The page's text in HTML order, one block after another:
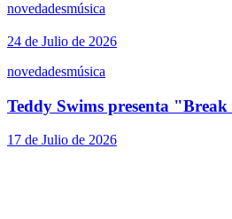
novedadesmúsica
24 de Julio de 2026
novedadesmúsica
Teddy Swims presenta
17 de Julio de 2026